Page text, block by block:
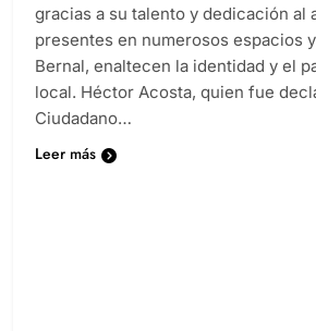
gracias a su talento y dedicación al
presentes en numerosos espacios
Bernal, enaltecen la identidad y el
local. Héctor Acosta, quien fue
Ciudadano…
Leer más